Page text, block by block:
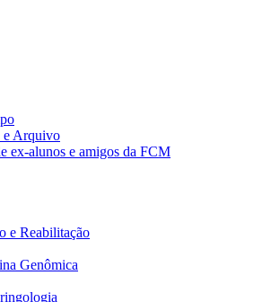
e Arquivo
ex-alunos e amigos da FCM
e Reabilitação
Genômica